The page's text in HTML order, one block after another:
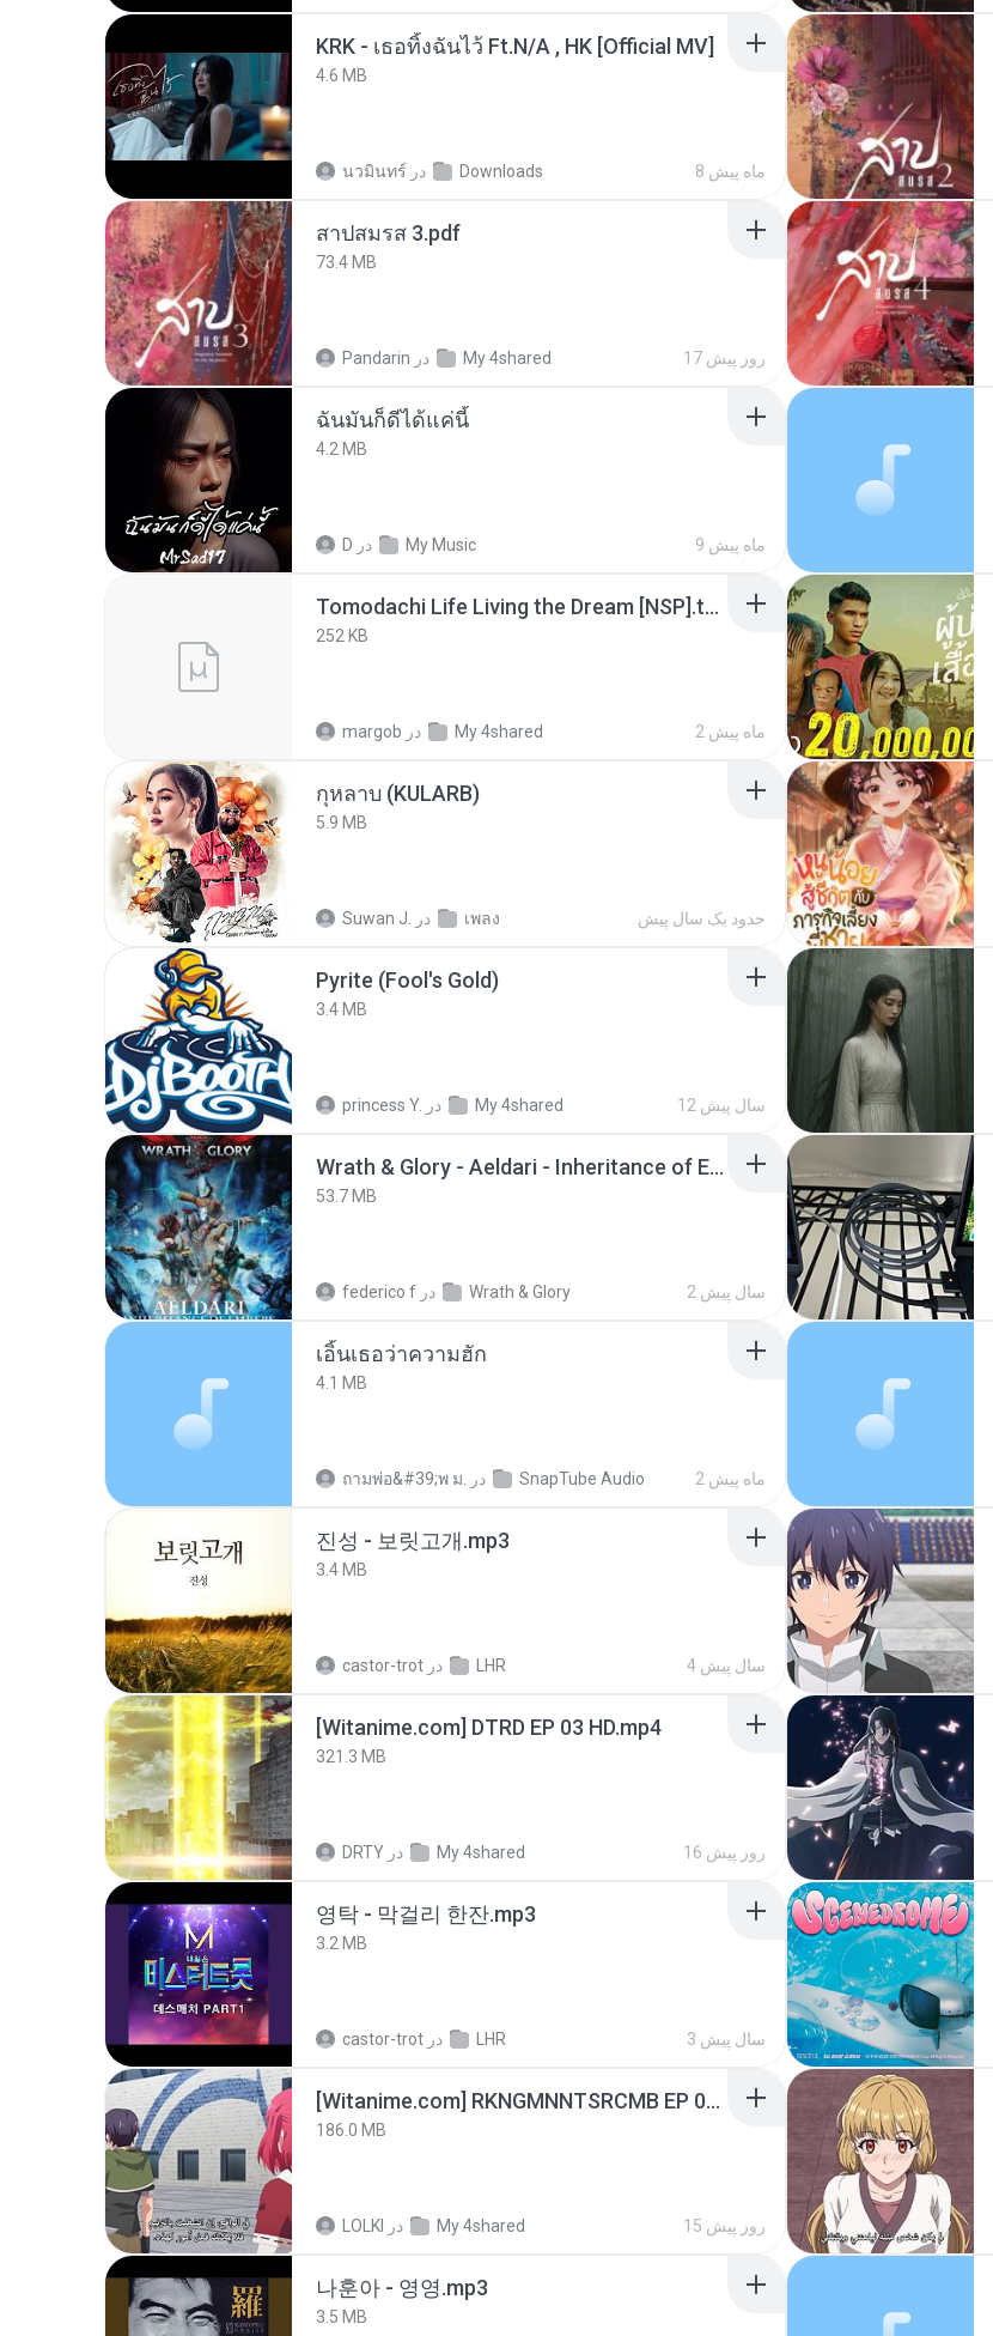
KRK - เธอทิ้งฉันไว้ Ft.N/A , HK [Official MV]
4.6 MB
นวมินทร์ در Downloads 8 ماه پیش
สาปสมรส 3.pdf
73.4 MB
Pandarin در My 4shared 17 روز پیش
ฉันมันก็ดีได้แค่นี้
4.2 MB
D در My Music 9 ماه پیش
Tomodachi Life Living the Dream [NSP].torrent
252 KB
margob در My 4shared 2 ماه پیش
กุหลาบ (KULARB)
5.9 MB
Suwan J. در เพลง حدود یک سال پیش
Pyrite (Fool's Gold)
3.4 MB
princess Y. در My 4shared 12 سال پیش
Wrath & Glory - Aeldari - Inheritance of Embers.pdf
53.7 MB
federico f در Wrath & Glory 2 سال پیش
เอิ้นเธอว่าความฮัก
4.1 MB
ถามพ่อ&#39;พ ม. در SnapTube Audio 2 ماه پیش
진성 - 보릿고개.mp3
3.4 MB
castor-trot در LHR 4 سال پیش
[Witanime.com] DTRD EP 03 HD.mp4
321.3 MB
DRTY در My 4shared 16 روز پیش
영탁 - 막걸리 한잔.mp3
3.2 MB
castor-trot در LHR 3 سال پیش
[Witanime.com] RKNGMNNTSRCMB EP 05 HD.mp4
186.0 MB
LOLKI در My 4shared 15 روز پیش
나훈아 - 영영.mp3
3.5 MB